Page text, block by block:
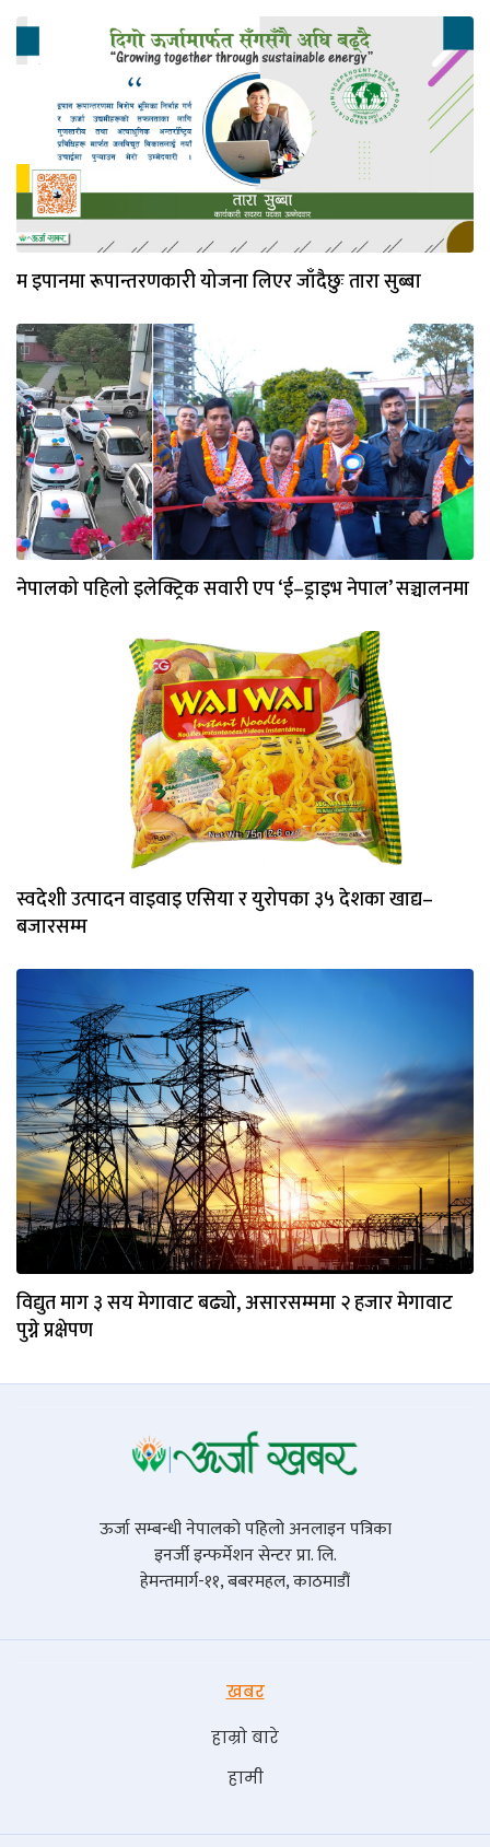
म इपानमा रूपान्तरणकारी योजना लिएर जाँदैछुः तारा सुब्बा
नेपालको पहिलो इलेक्ट्रिक सवारी एप ‘ई–ड्राइभ नेपाल’ सञ्चालनमा
स्वदेशी उत्पादन वाइवाइ एसिया र युरोपका ३५ देशका खाद्य–
बजारसम्म
विद्युत माग ३ सय मेगावाट बढ्यो, असारसम्ममा २ हजार मेगावाट
पुग्ने प्रक्षेपण
ऊर्जा सम्बन्धी नेपालको पहिलो अनलाइन पत्रिका
इनर्जी इन्फर्मेशन सेन्टर प्रा. लि.
हेमन्तमार्ग-११, बबरमहल, काठमाडौं
खबर
हाम्रो बारे
हामी